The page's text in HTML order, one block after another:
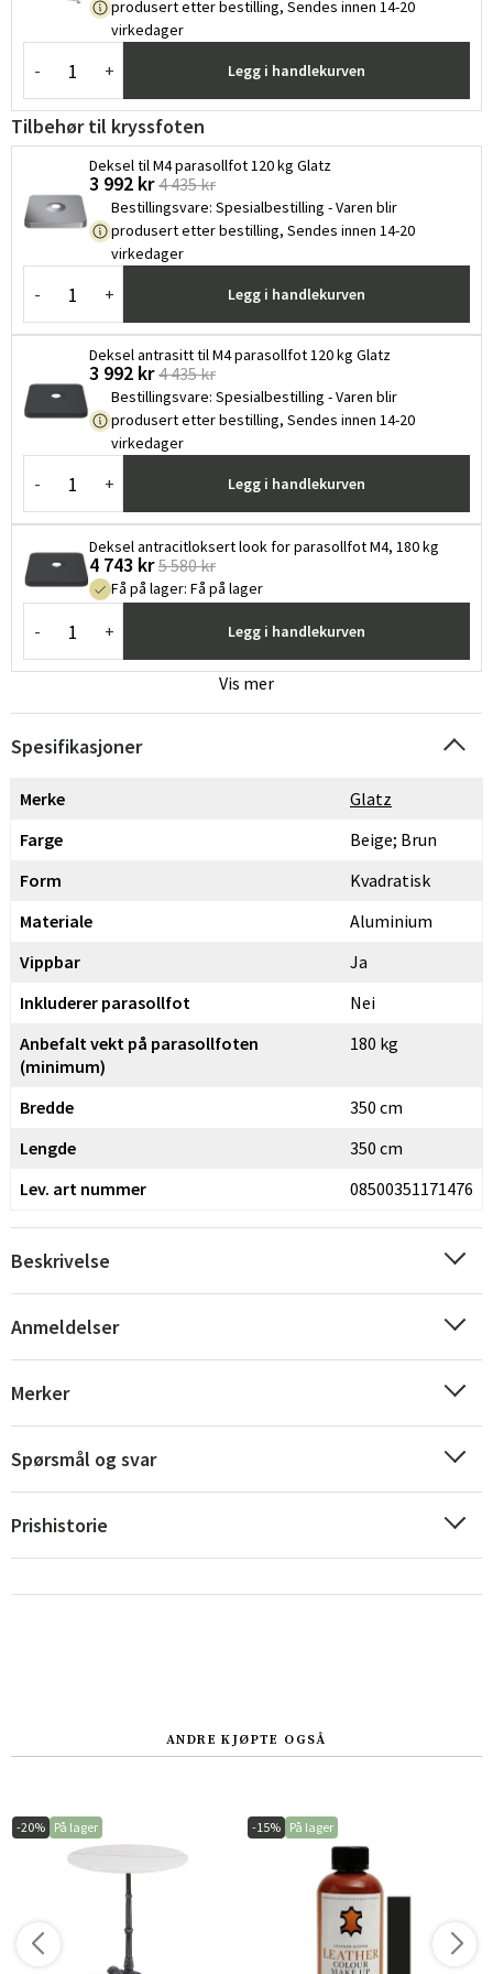
Norge
Suomi
produsert etter bestilling, Sendes innen 14-20
virkedager
- + Legg i handlekurven
Tilbehør til kryssfoten
Deksel til M4 parasollfot 120 kg Glatz
3 992 kr 4 435 kr
Bestillingsvare: Spesialbestilling - Varen blir
produsert etter bestilling, Sendes innen 14-20
virkedager
- + Legg i handlekurven
Deksel antrasitt til M4 parasollfot 120 kg Glatz
3 992 kr 4 435 kr
Bestillingsvare: Spesialbestilling - Varen blir
produsert etter bestilling, Sendes innen 14-20
virkedager
- + Legg i handlekurven
Deksel antracitloksert look for parasollfot M4, 180 kg
4 743 kr 5 580 kr
Få på lager: Få på lager
- + Legg i handlekurven
Vis mer
Spesifikasjoner
Merke
Glatz
Farge
Beige; Brun
Form
Kvadratisk
Materiale
Aluminium
Vippbar
Ja
Inkluderer parasollfot
Nei
Anbefalt vekt på parasollfoten
(minimum)
180 kg
Bredde
350 cm
Lengde
350 cm
Lev. art nummer
08500351171476
Beskrivelse
Anmeldelser
Merker
Spørsmål og svar
Prishistorie
ANDRE KJØPTE OGSÅ
-20% På lager -15% På lager